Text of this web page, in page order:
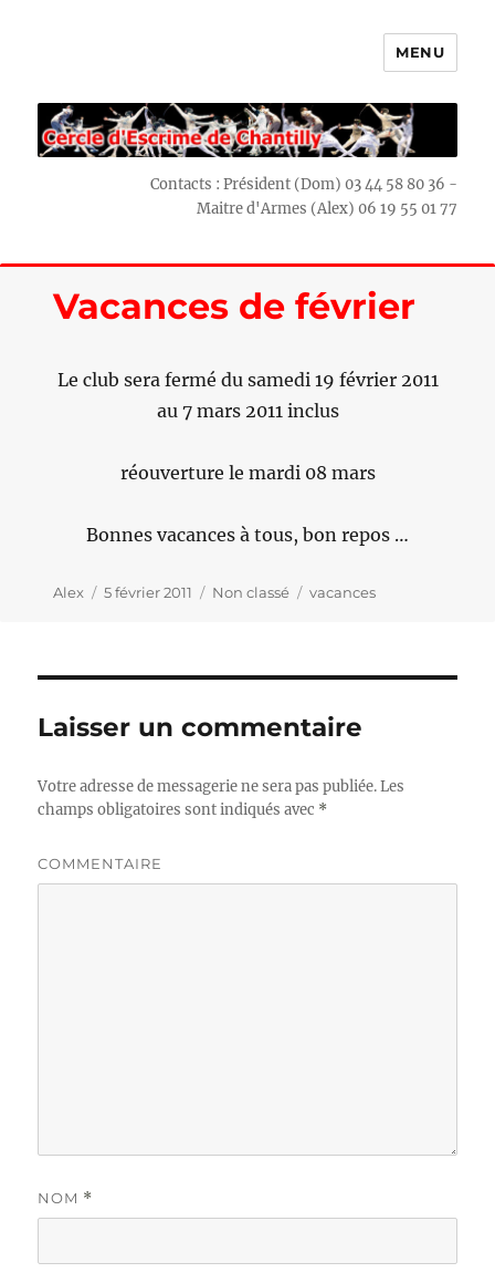
MENU
Contacts : Président (Dom) 03 44 58 80 36 -
Maitre d'Armes (Alex) 06 19 55 01 77
Vacances de février
Le club sera fermé du samedi 19 février 2011
au 7 mars 2011 inclus
réouverture le mardi 08 mars
Bonnes vacances à tous, bon repos …
Auteur
Alex
Publié
5 février 2011 Catégories
Non classé Étiquettes
vacances
Laisser un commentaire
Votre adresse de messagerie ne sera pas publiée.Les
champs obligatoires sont indiqués avec *
COMMENTAIRE
NOM *